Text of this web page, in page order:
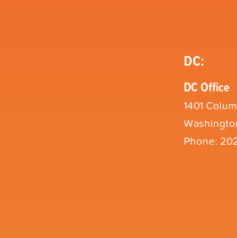
DC:
DC Office
1401
Phone: